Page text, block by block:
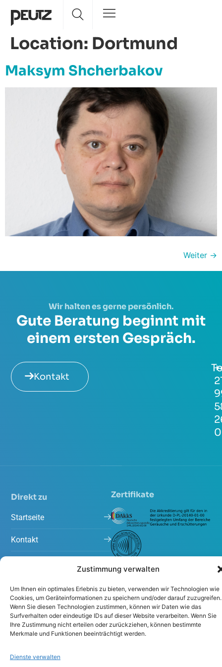
Zustimmung verwalten
Um Ihnen ein optimales Erlebnis zu bieten, verwenden wir Technologien wie
Cookies, um Geräteinformationen zu speichern und/oder darauf zuzugreifen.
Wenn Sie diesen Technologien zustimmen, können wir Daten wie das
Surfverhalten oder eindeutige IDs auf dieser Website verarbeiten. Wenn Sie
Ihre Zustimmung nicht erteilen oder zurückziehen, können bestimmte
Merkmale und Funktionen beeinträchtigt werden.
Dienste verwalten
Location: Dortmund
Maksym Shcherbakov
Weiter →
Wir halten es gerne persönlich.
Gute Beratung beginnt mit
einem ersten Gespräch.
Kontakt
0
Direkt zu
Startseite
Kontakt
Projekte
Aktuelles
Zertifikate